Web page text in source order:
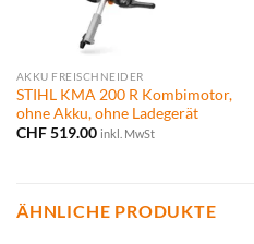
AKKU FREISCHNEIDER
STIHL KMA 200 R Kombimotor,
ohne Akku, ohne Ladegerät
CHF519.00 inkl. MwSt
ÄHNLICHE PRODUKTE